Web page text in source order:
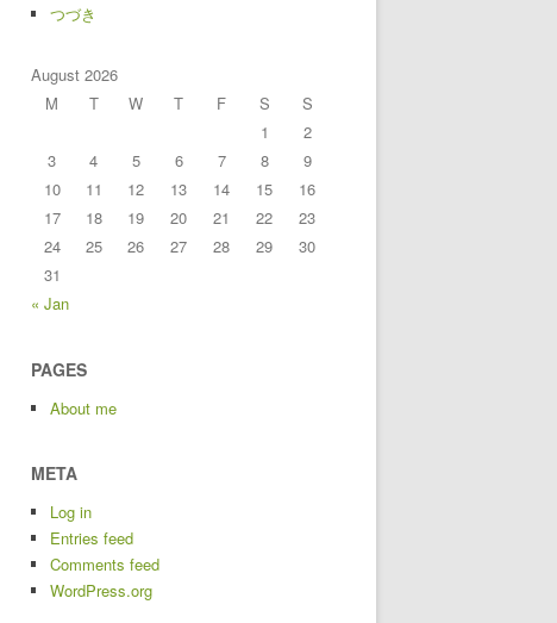
つづき
August 2026
M
T W T F S
S
1
2
3
4 5 6 7 8
9
10
11 12 13 14 15
16
17
18 19 20 21 22
23
24
25 26 27 28 29
30
31
« Jan
PAGES
About me
META
Log in
Entries feed
Comments feed
WordPress.org